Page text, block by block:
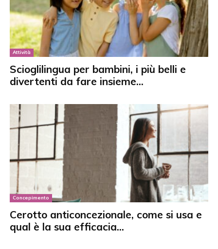
Attività
Scioglilingua per bambini, i più belli e
divertenti da fare insieme...
Concepimento
Cerotto anticoncezionale, come si usa e
qual è la sua efficacia...